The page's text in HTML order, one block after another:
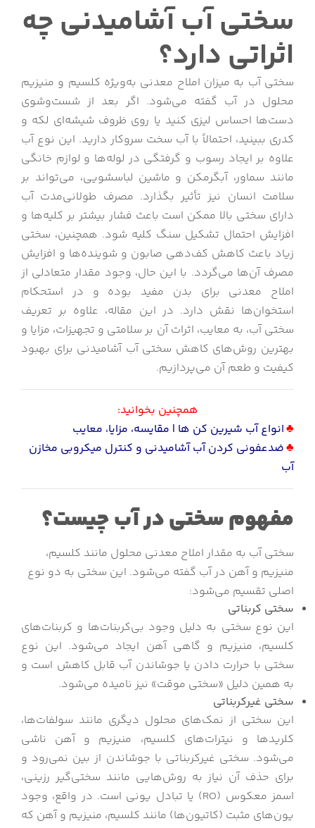
سختی آب آشامیدنی چه
اثراتی دارد؟
سختی آب به میزان املاح معدنی به‌ویژه کلسیم و منیزیم
محلول در آب گفته می‌شود. اگر بعد از شست‌وشوی
دست‌ها احساس لیزی کنید یا روی ظروف شیشه‌ای لکه و
کدری ببینید، احتمالاً با آب سخت سروکار دارید. این نوع آب
علاوه بر ایجاد رسوب و گرفتگی در لوله‌ها و لوازم خانگی
مانند سماور، آبگرمکن و ماشین لباسشویی، می‌تواند بر
سلامت انسان نیز تأثیر بگذارد. مصرف طولانی‌مدت آب
دارای سختی بالا ممکن است باعث فشار بیشتر بر کلیه‌ها و
افزایش احتمال تشکیل سنگ کلیه شود. همچنین، سختی
زیاد باعث کاهش کف‌دهی صابون و شوینده‌ها و افزایش
مصرف آن‌ها می‌گردد. با این حال، وجود مقدار متعادلی از
املاح معدنی برای بدن مفید بوده و در استحکام
استخوان‌ها نقش دارد. در این مقاله، علاوه بر تعریف
سختی آب، به معایب، اثرات آن بر سلامتی و تجهیزات، مزایا و
بهترین روش‌های کاهش سختی آب آشامیدنی برای بهبود
کیفیت و طعم آن می‌پردازیم.
همچنین بخوانید:
♣انواع آب شیرین کن ها | مقایسه، مزایا، معایب
♣ضدعفونی کردن آب آشامیدنی و کنترل میکروبی مخازن
آب
مفهوم سختی در آب چیست؟
سختی آب به مقدار املاح معدنی محلول مانند کلسیم،
منیزیم و آهن در آب گفته می‌شود. این سختی به دو نوع
اصلی تقسیم می‌شود:
سختی کربناتی
این نوع سختی به دلیل وجود بی‌کربنات‌ها و کربنات‌های
کلسیم، منیزیم و گاهی آهن ایجاد می‌شود. این نوع
سختی با حرارت دادن یا جوشاندن آب قابل کاهش است و
به همین دلیل «سختی موقت» نیز نامیده می‌شود.
سختی غیرکربناتی
این سختی از نمک‌های محلول دیگری مانند سولفات‌ها،
کلریدها و نیترات‌های کلسیم، منیزیم و آهن ناشی
می‌شود. سختی غیرکربناتی با جوشاندن از بین نمی‌رود و
برای حذف آن نیاز به روش‌هایی مانند سختی‌گیر رزینی،
اسمز معکوس (RO) یا تبادل یونی است. در واقع، وجود
یون‌های مثبت (کاتیون‌ها) مانند کلسیم، منیزیم و آهن که